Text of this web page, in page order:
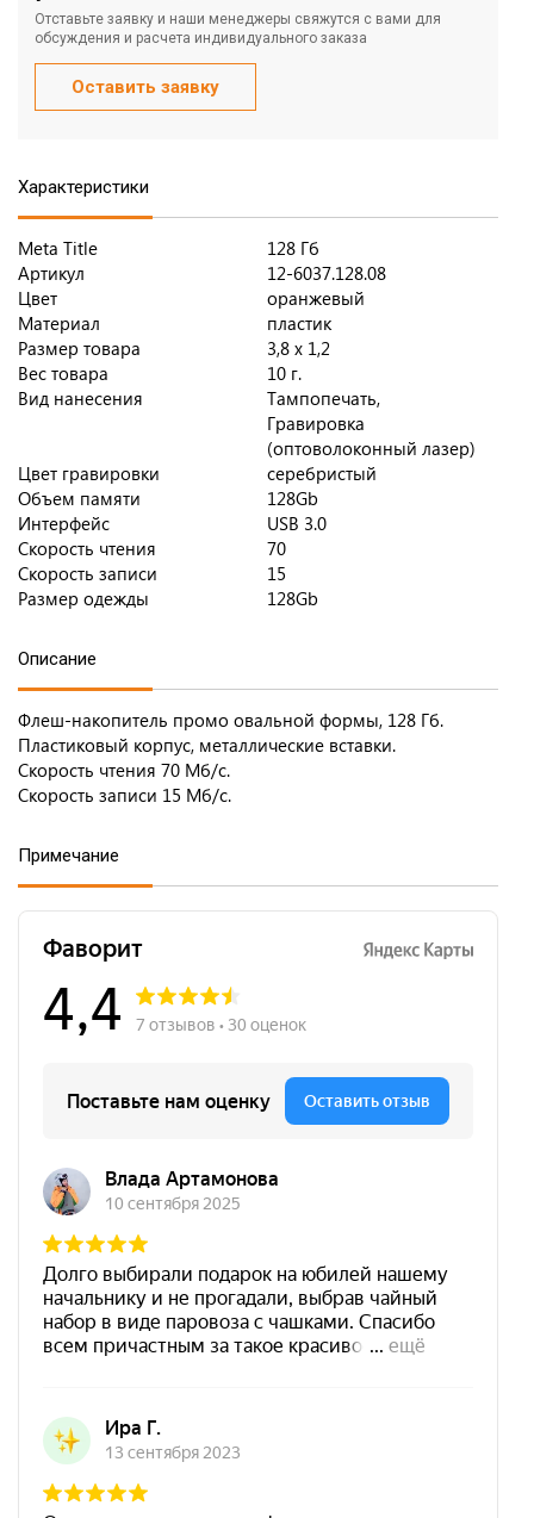
Отставьте заявку и наши менеджеры свяжутся с вами для
обсуждения и расчета индивидуального заказа
Оставить заявку
Характеристики
Meta Title
128 Гб
Артикул
12-6037.128.08
Цвет
оранжевый
Материал
пластик
Размер товара
3,8 х 1,2
Вес товара
10 г.
Вид нанесения
Тампопечать,
Гравировка
(оптоволоконный лазер)
Цвет гравировки
серебристый
Объем памяти
128Gb
Интерфейс
USB 3.0
Скорость чтения
70
Скорость записи
15
Размер одежды
128Gb
Описание
Флеш-накопитель промо овальной формы, 128 Гб.
Пластиковый корпус, металлические вставки.
Скорость чтения 70 Мб/c.
Скорость записи 15 Мб/c.
Примечание